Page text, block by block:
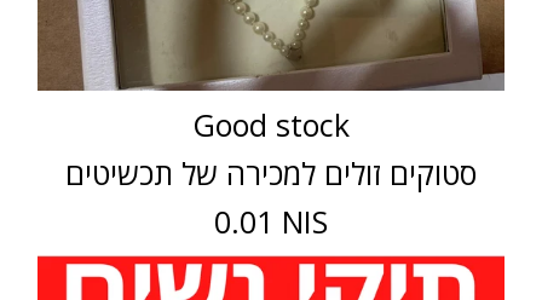
Good stock
סטוקים זולים למכירה של תכשיטים
0.01 NIS